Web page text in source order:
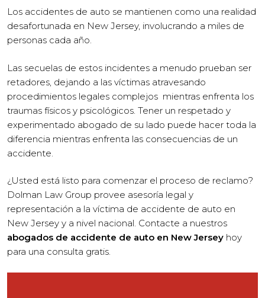
Los accidentes de auto se mantienen como una realidad
desafortunada en New Jersey, involucrando a miles de
personas cada año.
Las secuelas de estos incidentes a menudo prueban ser
retadores, dejando a las víctimas atravesando
procedimientos legales complejos mientras enfrenta los
traumas físicos y psicológicos. Tener un respetado y
experimentado abogado de su lado puede hacer toda la
diferencia mientras enfrenta las consecuencias de un
accidente.
¿Usted está listo para comenzar el proceso de reclamo?
Dolman Law Group provee asesoría legal y
representación a la víctima de accidente de auto en
New Jersey y a nivel nacional. Contacte a nuestros
abogados de accidente de auto en New Jersey hoy
para una consulta gratis.